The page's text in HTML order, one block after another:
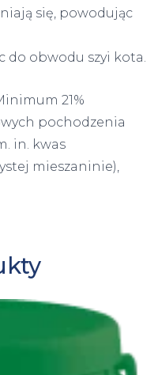
się, powodując
do obwodu szyi kota.
21%
pochodzenia
in. kwas
mieszaninie),